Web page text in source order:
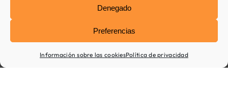
Denegado
Preferencias
Información sobre las cookiesPolítica de privacidad
casa
o
desde